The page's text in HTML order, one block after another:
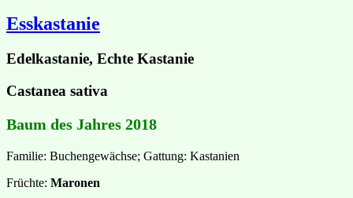
Esskastanie
Edelkastanie, Echte Kastanie
Castanea sativa
Baum des Jahres 2018
Familie: Buchengewächse; Gattung: Kastanien
Früchte: Maronen